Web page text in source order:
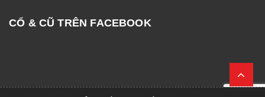
CỔ & CŨ TRÊN FACEBOOK